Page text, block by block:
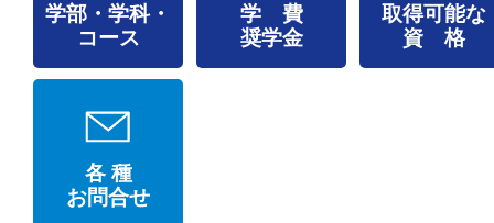
学部・学科・
コース
学 費
奨学金
取得可能な
資 格
各 種
お問合せ